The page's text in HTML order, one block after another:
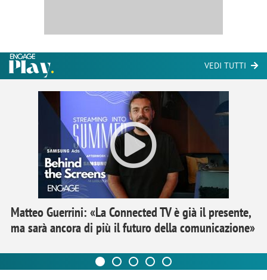
VEDI TUTTI
Matteo Guerrini: «La Connected TV è già il presente,
ma sarà ancora di più il futuro della comunicazione»